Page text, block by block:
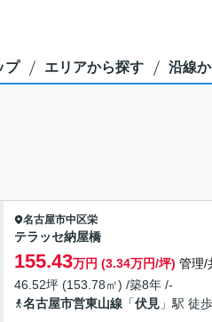
プ エリアから探す 沿線
名古屋市中区栄
テラッセ納屋橋
155.43万円 (3.34万円/坪) 管理/
46.52坪 (153.78㎡) /築8年 /-
名古屋市営東山線 「伏見 」駅 徒